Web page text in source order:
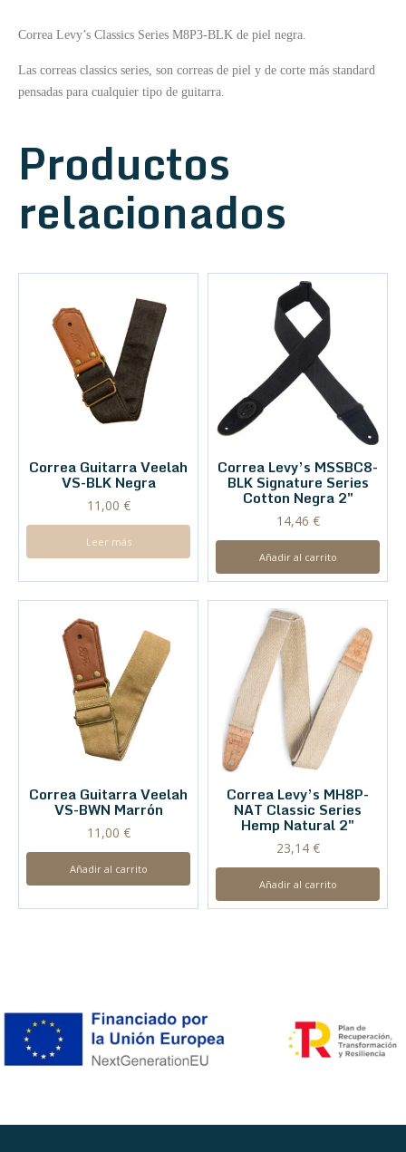
Correa Levy’s Classics Series M8P3-BLK de piel negra.
Las correas classics series, son correas de piel y de corte más standard
pensadas para cualquier tipo de guitarra.
Productos
relacionados
Correa Guitarra Veelah
VS-BLK Negra
11,00 €
Leer más
Correa Levy’s MSSBC8-
BLK Signature Series
Cotton Negra 2″
14,46 €
Añadir al carrito
Correa Guitarra Veelah
VS-BWN Marrón
11,00 €
Añadir al carrito
Correa Levy’s MH8P-
NAT Classic Series
Hemp Natural 2″
23,14 €
Añadir al carrito